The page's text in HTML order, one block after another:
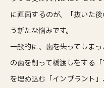
に直面するのが、「抜いた
う新たな悩みです。
一般的に、歯を失ってしま
の歯を削って橋渡しをする
を埋め込む「インプラント